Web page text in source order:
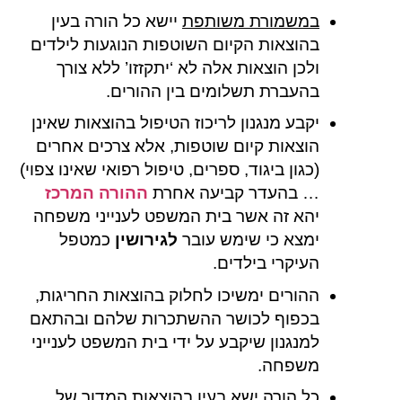
במשמורת משותפת יישא כל הורה בעין
בהוצאות הקיום השוטפות הנוגעות לילדים
ולכן הוצאות אלה לא ‘יתקזזו’ ללא צורך
בהעברת תשלומים בין ההורים.
יקבע מנגנון לריכוז הטיפול בהוצאות שאינן
הוצאות קיום שוטפות, אלא צרכים אחרים
(כגון ביגוד, ספרים, טיפול רפואי שאינו צפוי)
… בהעדר קביעה אחרת ההורה המרכז
יהא זה אשר בית המשפט לענייני משפחה
ימצא כי שימש עובר לגירושין כמטפל
העיקרי בילדים.
ההורים ימשיכו לחלוק בהוצאות החריגות,
בכפוף לכושר ההשתכרות שלהם ובהתאם
למנגנון שיקבע על ידי בית המשפט לענייני
משפחה.